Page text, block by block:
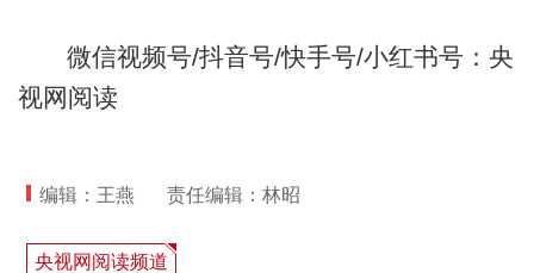
微信视频号/抖音号/快手号/小红书号：央
视网阅读
编辑：王燕 责任编辑：林昭
央视网阅读频道